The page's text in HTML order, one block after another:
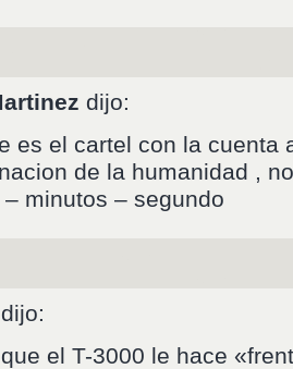
dijo:
es el cartel con la cuenta
de la humanidad ,
minutos – segundo
dijo:
el T-3000 le hace